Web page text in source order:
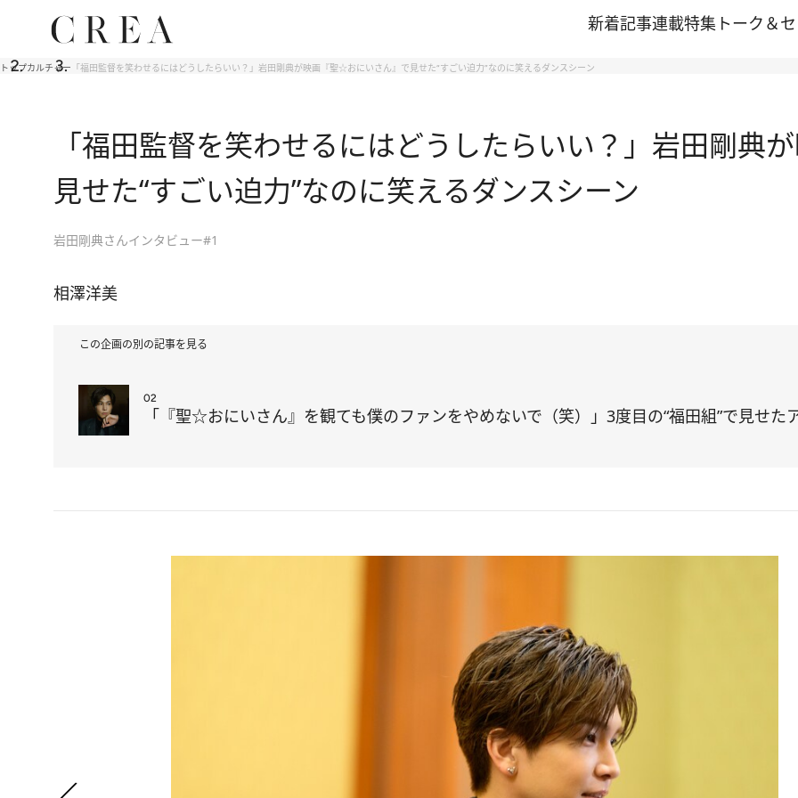
新着記事連載特集 トーク＆
トップカルチャー 「福田監督を笑わせるにはどうしたらいい？」岩田剛典が映画『聖☆おにいさん』で見せた“すごい迫力”なのに笑えるダンスシーン
「福田監督を笑わせるにはどうしたらいい？」岩田剛典
見せた“すごい迫力”なのに笑えるダンスシーン
岩田剛典さんインタビュー#1
相澤洋美
この企画の別の記事を見る
02
「『聖☆おにいさん』を観ても僕のファンをやめないで（笑）」3度目の“福田組”で見せた